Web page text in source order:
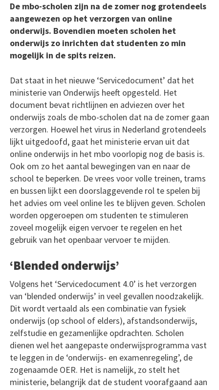
De mbo-scholen zijn na de zomer nog grotendeels
aangewezen op het verzorgen van online
onderwijs. Bovendien moeten scholen het
onderwijs zo inrichten dat studenten zo min
mogelijk in de spits reizen.
Dat staat in het nieuwe ‘Servicedocument’ dat het
ministerie van Onderwijs heeft opgesteld. Het
document bevat richtlijnen en adviezen over het
onderwijs zoals de mbo-scholen dat na de zomer gaan
verzorgen. Hoewel het virus in Nederland grotendeels
lijkt uitgedoofd, gaat het ministerie ervan uit dat
online onderwijs in het mbo voorlopig nog de basis is.
Ook om zo het aantal bewegingen van en naar de
school te beperken. De vrees voor volle treinen, trams
en bussen lijkt een doorslaggevende rol te spelen bij
het advies om veel online les te blijven geven. Scholen
worden opgeroepen om studenten te stimuleren
zoveel mogelijk eigen vervoer te regelen en het
gebruik van het openbaar vervoer te mijden.
‘Blended onderwijs’
Volgens het ‘Servicedocument 4.0’ is het verzorgen
van ‘blended onderwijs’ in veel gevallen noodzakelijk.
Dit wordt vertaald als een combinatie van fysiek
onderwijs (op school of elders), afstandsonderwijs,
zelfstudie en gezamenlijke opdrachten. Scholen
dienen wel het aangepaste onderwijsprogramma vast
te leggen in de ‘onderwijs- en examenregeling’, de
zogenaamde OER. Het is namelijk, zo stelt het
ministerie, belangrijk dat de student voorafgaand aan